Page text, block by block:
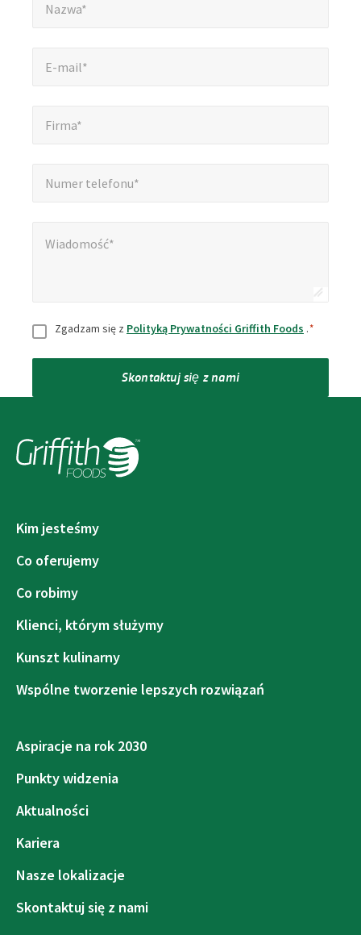
Nazwa*
E-mail*
Firma*
Numer telefonu*
Wiadomość*
ZgodaZgadzam się z Polityką Prywatności Griffith Foods .*
Skontaktuj się z nami
Kim jesteśmy
Co oferujemy
Co robimy
Klienci, którym służymy
Kunszt kulinarny
Wspólne tworzenie lepszych rozwiązań
Aspiracje na rok 2030
Punkty widzenia
Aktualności
Kariera
Nasze lokalizacje
Skontaktuj się z nami